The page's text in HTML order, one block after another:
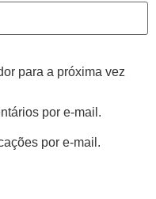
para a próxima vez
por e-mail.
por e-mail.